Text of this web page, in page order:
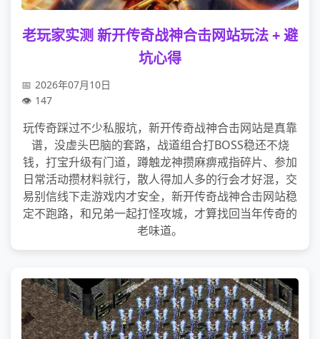
老玩家实测 新开传奇战神合击网站玩法 + 避
坑心得
2026年07月10日
147
玩传奇踩过不少私服坑，新开传奇战神合击网站是真靠
谱，没虚头巴脑的套路，战道组合打BOSS稳还不烧
钱，打宝升级有门道，蹲触龙神攒麻痹戒指碎片、参加
日常活动攒材料就行，散人得加人多的行会才好混，交
易别信线下走游戏内才安全，新开传奇战神合击网站稳
定不跑路，和兄弟一起打怪攻城，才算找回当年传奇的
老味道。